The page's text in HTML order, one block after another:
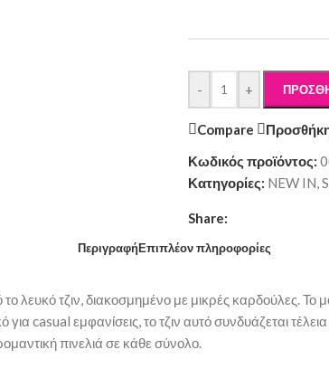
- +
Compare
Κωδικός προϊόντος:
Κατηγορίες: NEW IN,
Share:
ΠεριγραφήΕπιπλέον πληροφορίες
λευκό τζιν, διακοσμημένο με μικρές καρδούλες. Το
casual εμφανίσεις, το τζιν αυτό συνδυάζεται
πινελιά σε κάθε σύνολο.